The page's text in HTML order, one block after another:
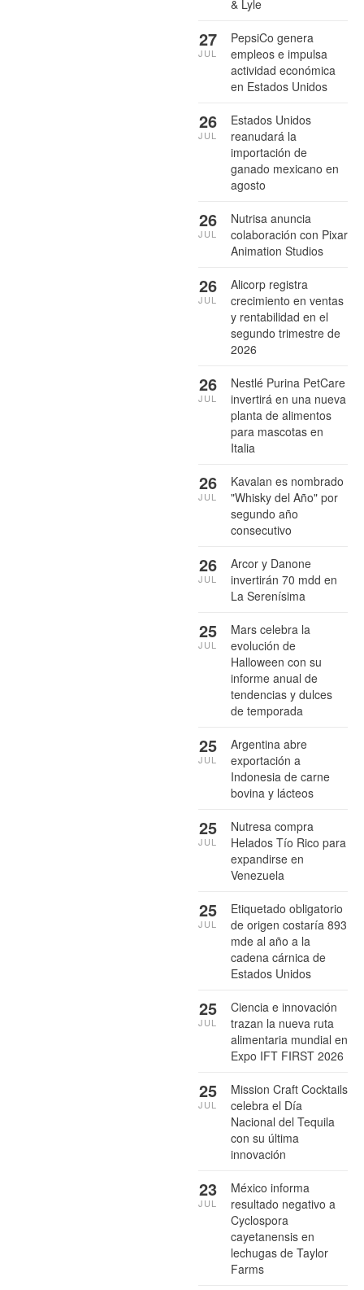
& Lyle
PepsiCo genera
empleos e impulsa
actividad económica
en Estados Unidos
27
JUL
Estados Unidos
reanudará la
importación de
ganado mexicano en
agosto
26
JUL
Nutrisa anuncia
colaboración con Pixar
Animation Studios
26
JUL
Alicorp registra
crecimiento en ventas
y rentabilidad en el
segundo trimestre de
2026
26
JUL
Nestlé Purina PetCare
invertirá en una nueva
planta de alimentos
para mascotas en
Italia
26
JUL
Kavalan es nombrado
"Whisky del Año" por
segundo año
consecutivo
26
JUL
Arcor y Danone
invertirán 70 mdd en
La Serenísima
26
JUL
Mars celebra la
evolución de
Halloween con su
informe anual de
tendencias y dulces
de temporada
25
JUL
Argentina abre
exportación a
Indonesia de carne
bovina y lácteos
25
JUL
Nutresa compra
Helados Tío Rico para
expandirse en
Venezuela
25
JUL
Etiquetado obligatorio
de origen costaría 893
mde al año a la
cadena cárnica de
Estados Unidos
25
JUL
Ciencia e innovación
trazan la nueva ruta
alimentaria mundial en
Expo IFT FIRST 2026
25
JUL
Mission Craft Cocktails
celebra el Día
Nacional del Tequila
con su última
innovación
25
JUL
México informa
resultado negativo a
Cyclospora
cayetanensis en
lechugas de Taylor
Farms
23
JUL